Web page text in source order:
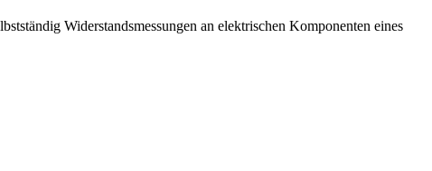
Widerstandsmessungen an elektrischen Komponenten eines